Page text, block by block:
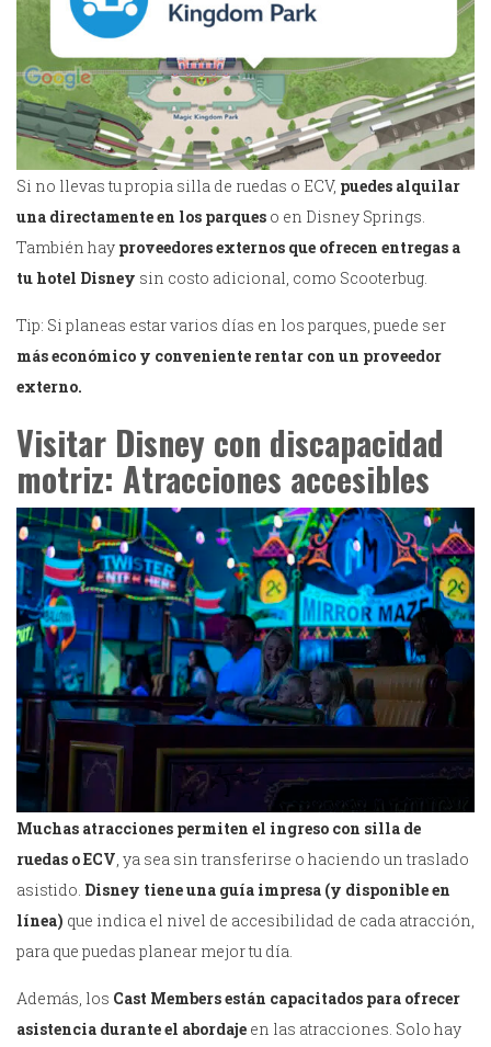
Si no llevas tu propia silla de ruedas o ECV, puedes alquilar
una directamente en los parques o en Disney Springs.
También hay proveedores externos que ofrecen entregas a
tu hotel Disney sin costo adicional, como Scooterbug.
Tip: Si planeas estar varios días en los parques, puede ser
más económico y conveniente rentar con un proveedor
externo.
Visitar Disney con discapacidad
motriz: Atracciones accesibles
Muchas atracciones permiten el ingreso con silla de
ruedas o ECV , ya sea sin transferirse o haciendo un traslado
asistido. Disney tiene una guía impresa (y disponible en
línea) que indica el nivel de accesibilidad de cada atracción,
para que puedas planear mejor tu día.
Además, los Cast Members están capacitados para ofrecer
asistencia durante el abordaje en las atracciones. Solo hay